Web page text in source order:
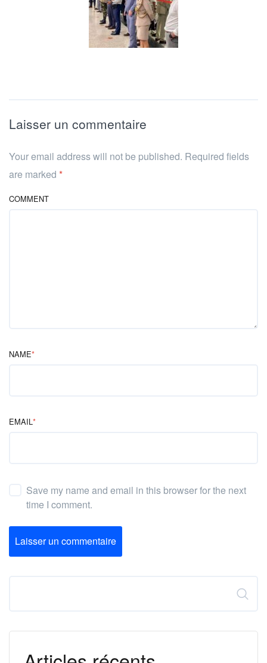
Laisser un commentaire
Your email address will not be published. Required fields
are marked *
COMMENT
NAME*
EMAIL*
Save my name and email in this browser for the next
time I comment.
Laisser un commentaire